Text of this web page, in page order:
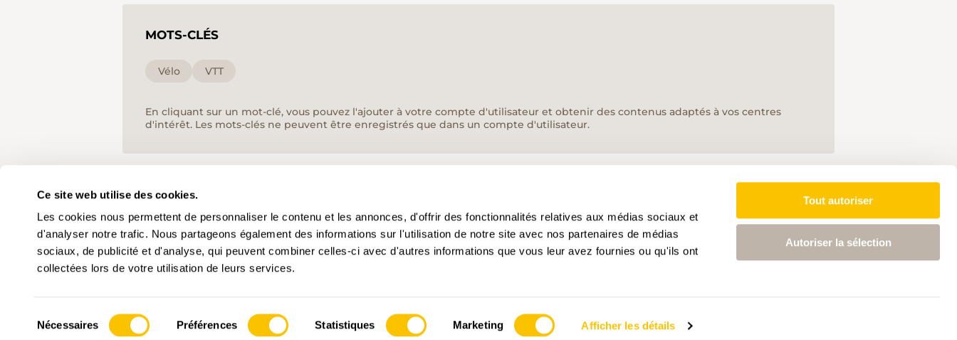
Ce site web utilise des cookies.
Les cookies nous permettent de personnaliser le contenu et les annonces, d'offrir des fonctionnalités relatives aux médias sociaux et
d'analyser notre trafic. Nous partageons également des informations sur l'utilisation de notre site avec nos partenaires de médias
sociaux, de publicité et d'analyse, qui peuvent combiner celles-ci avec d'autres informations que vous leur avez fournies ou qu'ils ont
collectées lors de votre utilisation de leurs services.
du
Nécessaires Préférences Statistiques Marketing Afficher les détails
Tout autoriser
Autoriser la sélection
MOTS-CLÉS
Vélo VTT
En cliquant sur un mot-clé, vous pouvez l'ajouter à votre compte d'utilisateur et obtenir des contenus adaptés à vos centres
d'intérêt. Les mots-clés ne peuvent être enregistrés que dans un compte d'utilisateur.